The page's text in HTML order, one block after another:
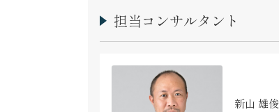
担当コンサルタント
新山 雄俊